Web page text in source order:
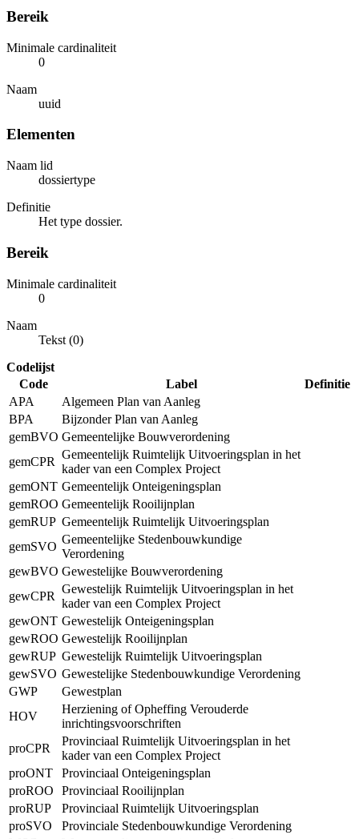
Bereik
Minimale cardinaliteit
0
Naam
uuid
Elementen
Naam lid
dossiertype
Definitie
Het type dossier.
Bereik
Minimale cardinaliteit
0
Naam
Tekst (0)
Codelijst
Code
Label
Definitie
APA
Algemeen Plan van Aanleg
BPA
Bijzonder Plan van Aanleg
gemBVO Gemeentelijke Bouwverordening
gemCPR
Gemeentelijk Ruimtelijk Uitvoeringsplan in het
kader van een Complex Project
gemONT Gemeentelijk Onteigeningsplan
gemROO Gemeentelijk Rooilijnplan
gemRUP Gemeentelijk Ruimtelijk Uitvoeringsplan
gemSVO
Gemeentelijke Stedenbouwkundige
Verordening
gewBVO Gewestelijke Bouwverordening
gewCPR
Gewestelijk Ruimtelijk Uitvoeringsplan in het
kader van een Complex Project
gewONT Gewestelijk Onteigeningsplan
gewROO Gewestelijk Rooilijnplan
gewRUP Gewestelijk Ruimtelijk Uitvoeringsplan
gewSVO Gewestelijke Stedenbouwkundige Verordening
GWP
Gewestplan
HOV
Herziening of Opheffing Verouderde
inrichtingsvoorschriften
proCPR
Provinciaal Ruimtelijk Uitvoeringsplan in het
kader van een Complex Project
proONT
Provinciaal Onteigeningsplan
proROO
Provinciaal Rooilijnplan
proRUP
Provinciaal Ruimtelijk Uitvoeringsplan
proSVO
Provinciale Stedenbouwkundige Verordening